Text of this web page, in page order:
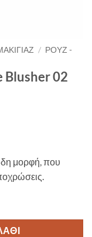
/ ΡΟΥΖ -
Blusher 02
μορφή, που